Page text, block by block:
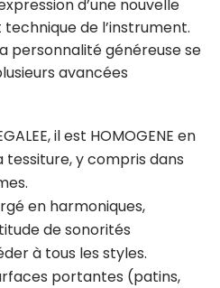
d’une nouvelle
de l’instrument.
personnalité généreuse se
avancées
il est HOMOGENE en
y compris dans
en harmoniques,
de sonorités
à tous les styles.
portantes (patins,